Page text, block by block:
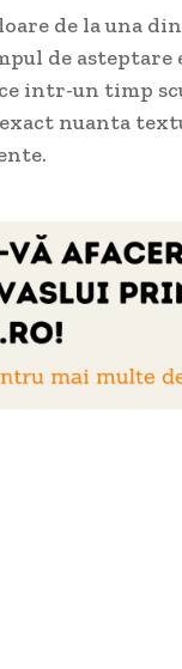
de la una
de asteptare
intr-un timp
nuanta